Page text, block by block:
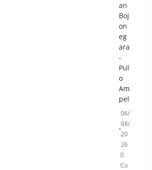
an
Boj
on
eg
ara
-
Pul
o
Am
pel
06/
08/
20
26
0
Co